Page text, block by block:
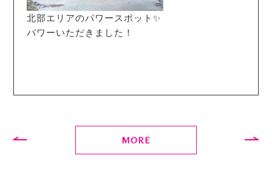
北部エリアのパワースポット✨
パワーいただきました！
MORE